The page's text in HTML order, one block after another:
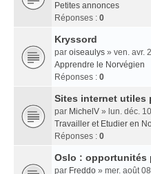
Petites annonces
Réponses : 0
Kryssord
par oiseaulys » ven. avr.
Apprendre le Norvégien
Réponses : 0
Sites internet utiles
par MichelV » lun. déc.
Travailler et Etudier en
Réponses : 0
Oslo : opportunités
par Freddo » mer. août